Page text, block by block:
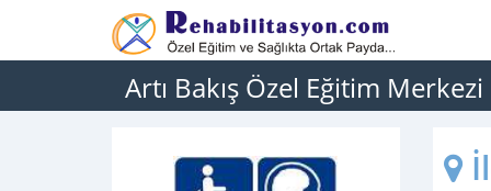
Artı Bakış Özel Eğitim Merkezi